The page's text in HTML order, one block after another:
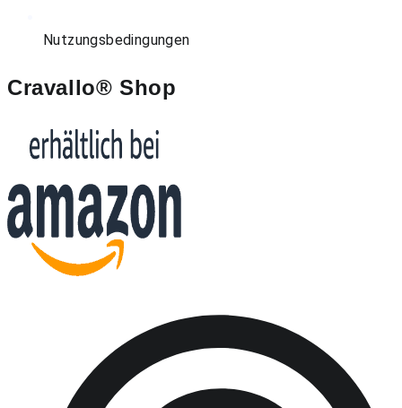
Nutzungsbedingungen
Cravallo® Shop